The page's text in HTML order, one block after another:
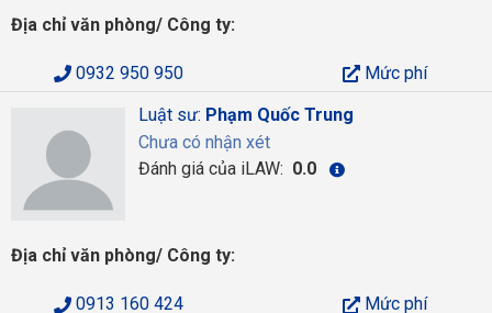
Địa chỉ văn phòng/ Công ty:
0932 950 950
Mức phí
Luật sư: Phạm Quốc Trung
Chưa có nhận xét
Đánh giá của iLAW: 0.0
Địa chỉ văn phòng/ Công ty:
0913 160 424
Mức phí